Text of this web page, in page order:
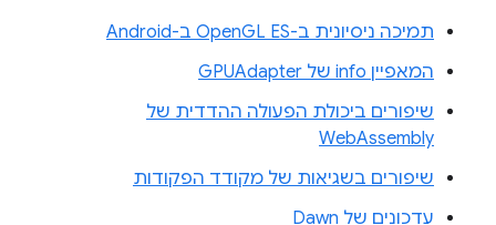
תמיכה ניסיונית ב-OpenGL ES ב-Android
המאפיין info של GPUAdapter
שיפורים ביכולת הפעולה ההדדית של
WebAssembly
שיפורים בשגיאות של מקודד הפקודות
עדכונים של Dawn